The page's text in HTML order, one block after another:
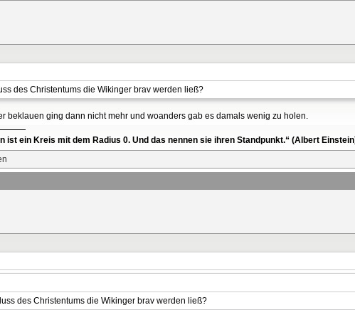
des Christentums die Wikinger brav werden ließ?
beklauen ging dann nicht mehr und woanders gab es damals wenig zu holen.
ist ein Kreis mit dem Radius 0. Und das nennen sie ihren Standpunkt.“ (Albert
des Christentums die Wikinger brav werden ließ?